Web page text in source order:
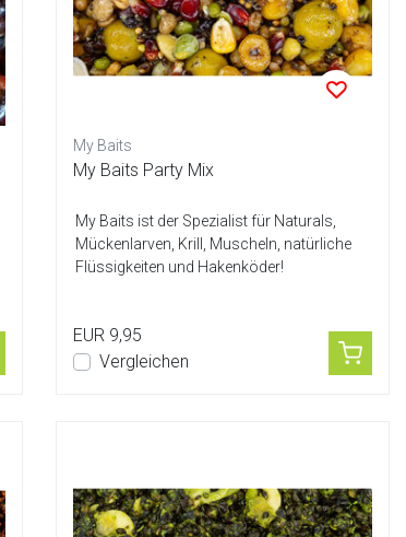
My Baits
My Baits Party Mix
My Baits ist der Spezialist für Naturals,
Mückenlarven, Krill, Muscheln, natürliche
Flüssigkeiten und Hakenköder!
EUR 9,95
Vergleichen